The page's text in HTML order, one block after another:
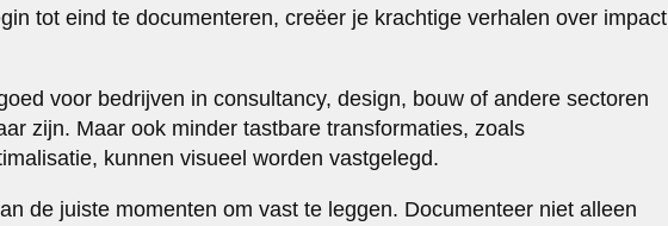
tot eind te documenteren, creëer je krachtige verhalen over impact
voor bedrijven in consultancy, design, bouw of andere sectoren
zijn. Maar ook minder tastbare transformaties, zoals
kunnen visueel worden vastgelegd.
de juiste momenten om vast te leggen. Documenteer niet alleen